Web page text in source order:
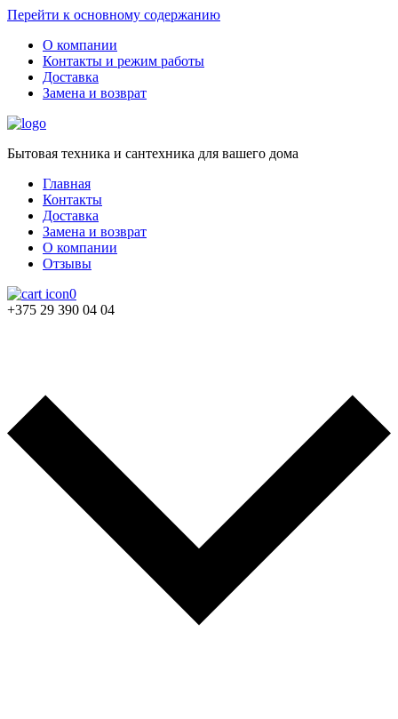
Перейти к основному содержанию
О компании
Контакты и режим работы
Доставка
Замена и возврат
Бытовая техника и сантехника для вашего дома
Главная
Контакты
Доставка
Замена и возврат
О компании
Отзывы
0
+375 29 390 04 04